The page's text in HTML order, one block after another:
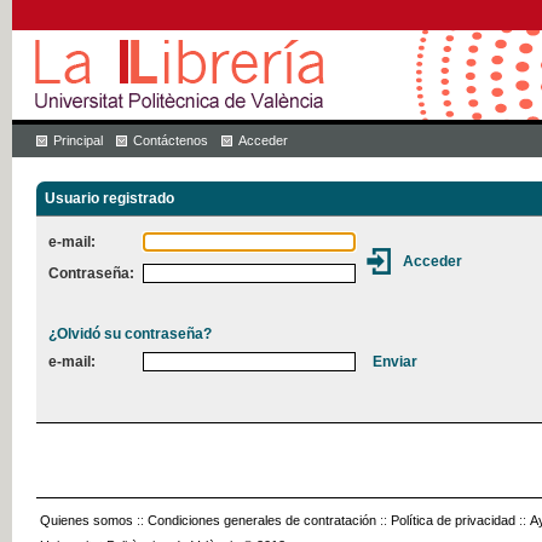
Principal Contáctenos Acceder
Usuario registrado
e-mail:
Contraseña:
¿Olvidó su contraseña?
e-mail:
Quienes somos :: Condiciones generales de contratación :: Política de privacidad ::